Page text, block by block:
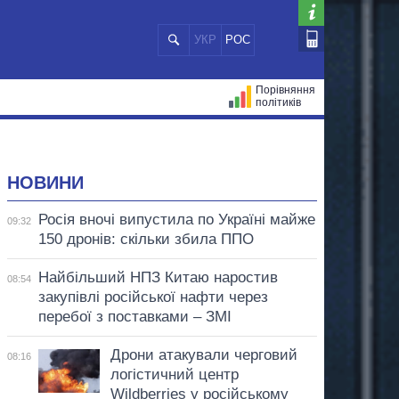
УКР РОС
Порівняння
політиків
НОВИНИ
09:32
Росія вночі випустила по Україні майже
150 дронів: скільки збила ППО
08:54
Найбільший НПЗ Китаю наростив
закупівлі російської нафти через
перебої з поставками – ЗМІ
08:16
Дрони атакували черговий
логістичний центр
Wildberries у російському